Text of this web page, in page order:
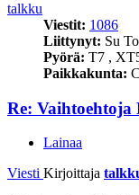
talkku
Viestit: 1086
Liittynyt: Su
Pyörä: T7 ,
Paikkakunta:
Re: Vaihtoehtoja
Lainaa
Viesti Kirjoittaja